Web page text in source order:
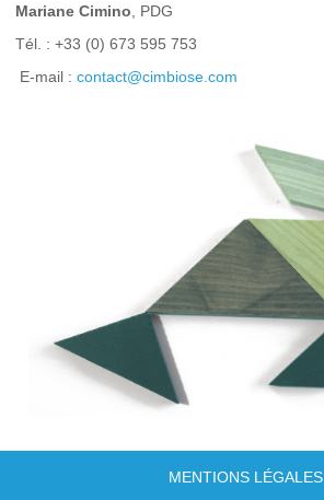
Mariane Cimino , PDG
Tél. : +33 (0) 673 595 753
E-mail : contact@cimbiose.com
MENTIONS LÉGALES